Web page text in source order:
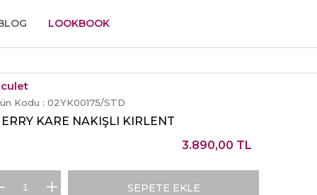
LOOKBOOK
Kodu : 02YK00175/STD
KARE NAKIŞLI KIRLENT
3.890,00 TL
SEPETE EKLE